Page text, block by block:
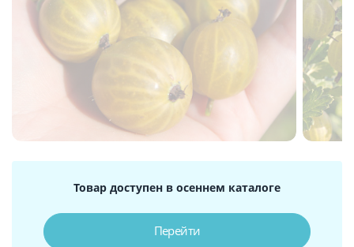
Товар доступен в осеннем каталоге
Перейти